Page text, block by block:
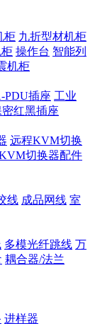
柜 九折型材机柜
操作台 智能列
机柜
PDU插座 工业
密红黑插座
远程KVM切换
切换器配件
线 成品网线 室
多模光纤跳线 万
耦合器/法兰
进样器